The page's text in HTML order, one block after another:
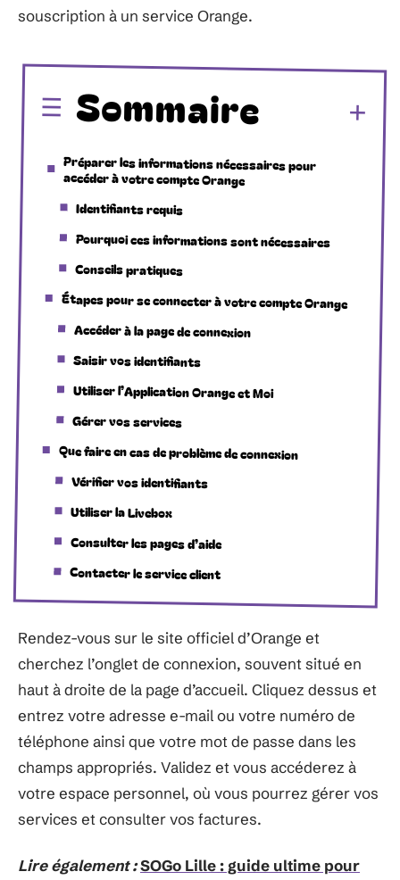
souscription à un service Orange.
Sommaire
Préparer les informations nécessaires pour
accéder à votre compte Orange
Identifiants requis
Pourquoi ces informations sont nécessaires
Conseils pratiques
Étapes pour se connecter à votre compte Orange
Accéder à la page de connexion
Saisir vos identifiants
Utiliser l’Application Orange et Moi
Gérer vos services
Que faire en cas de problème de connexion
Vérifier vos identifiants
Utiliser la Livebox
Consulter les pages d’aide
Contacter le service client
Rendez-vous sur le site officiel d’Orange et
cherchez l’onglet de connexion, souvent situé en
haut à droite de la page d’accueil. Cliquez dessus et
entrez votre adresse e-mail ou votre numéro de
téléphone ainsi que votre mot de passe dans les
champs appropriés. Validez et vous accéderez à
votre espace personnel, où vous pourrez gérer vos
services et consulter vos factures.
Lire également :SOGo Lille : guide ultime pour